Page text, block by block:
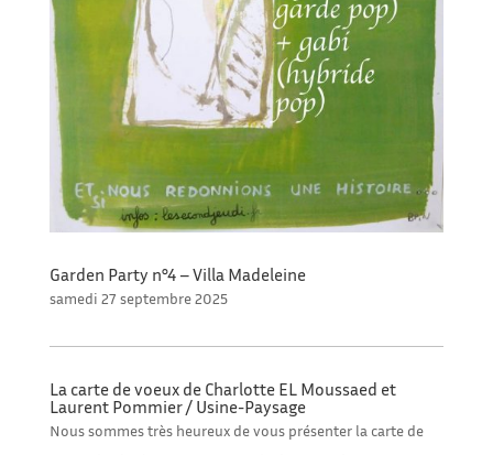
Garden Party n°4 – Villa Madeleine
samedi 27 septembre 2025
La carte de voeux de Charlotte EL Moussaed et
Laurent Pommier / Usine-Paysage
Nous sommes très heureux de vous présenter la carte de